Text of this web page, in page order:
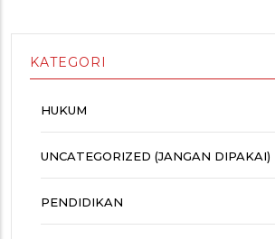
KATEGORI
HUKUM
UNCATEGORIZED (JANGAN DIPAKAI)
PENDIDIKAN